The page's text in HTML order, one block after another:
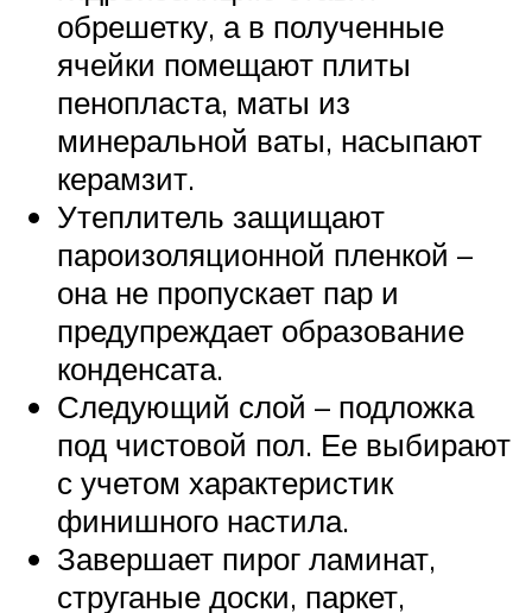
обрешетку, а в полученные
ячейки помещают плиты
пенопласта, маты из
минеральной ваты, насыпают
керамзит.
Утеплитель защищают
пароизоляционной пленкой –
она не пропускает пар и
предупреждает образование
конденсата.
Следующий слой – подложка
под чистовой пол. Ее выбирают
с учетом характеристик
финишного настила.
Завершает пирог ламинат,
струганые доски, паркет,